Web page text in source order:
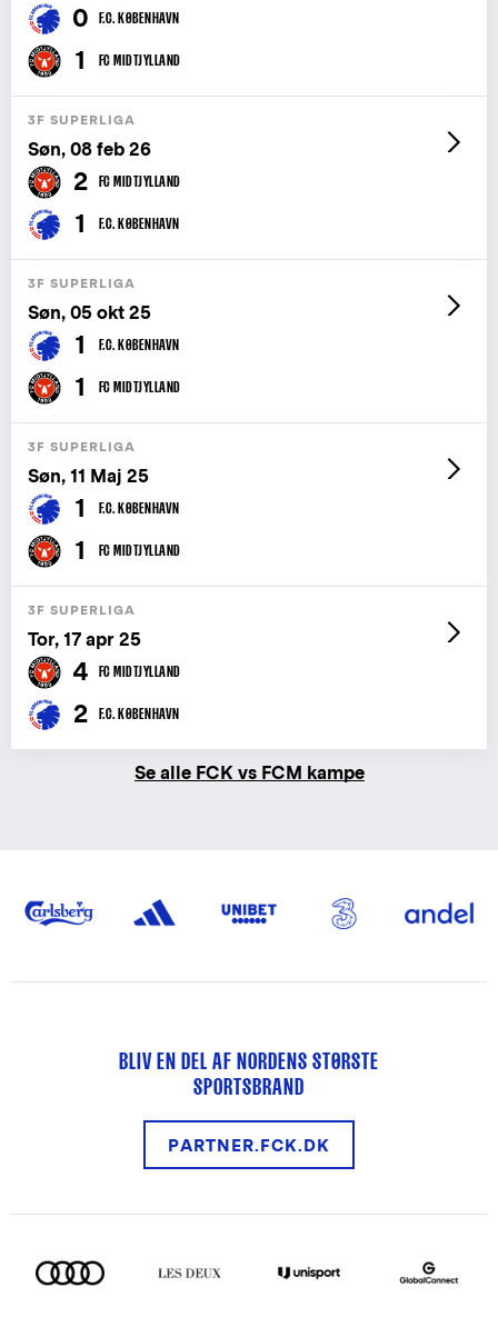
0 F.C. KØBENHAVN
1 FC MIDTJYLLAND
3F SUPERLIGA
Søn, 08 feb 26
2 FC MIDTJYLLAND
1 F.C. KØBENHAVN
3F SUPERLIGA
Søn, 05 okt 25
1 F.C. KØBENHAVN
1 FC MIDTJYLLAND
3F SUPERLIGA
Søn, 11 Maj 25
1 F.C. KØBENHAVN
1 FC MIDTJYLLAND
3F SUPERLIGA
Tor, 17 apr 25
4 FC MIDTJYLLAND
2 F.C. KØBENHAVN
Se alle FCK vs FCM kampe
BLIV EN DEL AF NORDENS STØRSTE
SPORTSBRAND
PARTNER.FCK.DK